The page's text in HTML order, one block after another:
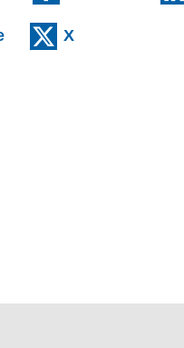
(external websiteCY)
X